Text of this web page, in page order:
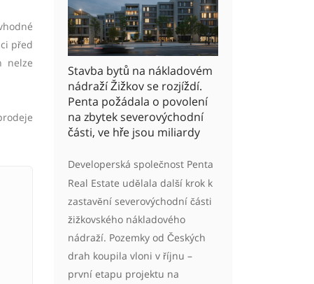
před
nelze
Stavba bytů na nákladovém
nádraží Žižkov se rozjíždí.
Penta požádala o povolení
na zbytek severovýchodní
části, ve hře jsou miliardy
Developerská společnost Penta
Real Estate udělala další krok k
zastavění severovýchodní části
žižkovského nákladového
nádraží. Pozemky od Českých
drah koupila vloni v říjnu –
první etapu projektu na